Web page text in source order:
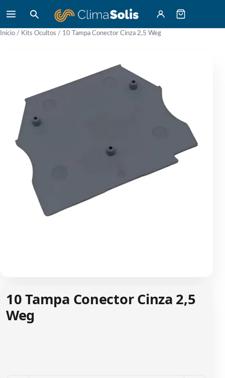
Início / Kits Ocultos / 10 Tampa Conector Cinza 2,5 Weg
10 Tampa Conector Cinza 2,5
Weg